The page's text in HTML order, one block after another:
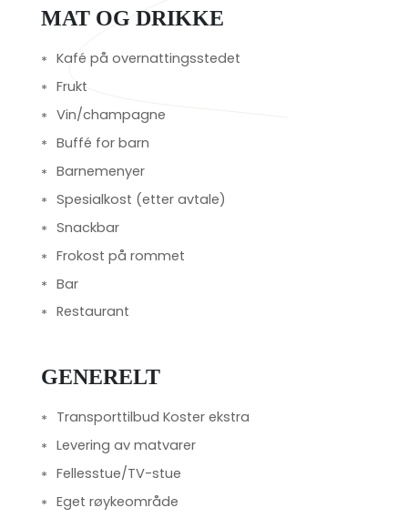
MAT OG DRIKKE
Kafé på overnattingsstedet
Frukt
Vin/champagne
Buffé for barn
Barnemenyer
Spesialkost (etter avtale)
Snackbar
Frokost på rommet
Bar
Restaurant
GENERELT
Transporttilbud Koster ekstra
Levering av matvarer
Fellesstue/TV-stue
Eget røykeområde